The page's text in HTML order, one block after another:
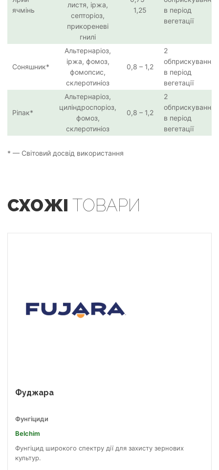
ячмінь
листя, іржа,
септоріоз,
прикореневі
гнилі
1,25
в період
вегетації
Соняшник*
Альтернаріоз,
іржа, фомоз,
фомопсис,
склеротиніоз
0,8 – 1,2
2
обприскування
в період
вегетації
Ріпак*
Альтернаріоз,
циліндроспоріоз,
фомоз,
склеротиніоз
0,8 – 1,2
2
обприскування
в період
вегетації
* — Світовий досвід використання
СХОЖІ ТОВАРИ
Фуджара
Фунгіциди
Belchim
Фунгіцид широкого спектру дії для захисту зернових
культур.